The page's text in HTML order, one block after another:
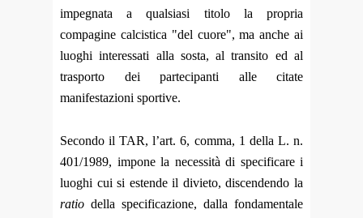
impegnata a qualsiasi titolo la propria
compagine calcistica "del cuore", ma anche ai
luoghi interessati alla sosta, al transito ed al
trasporto dei partecipanti alle citate
manifestazioni sportive.
Secondo il TAR, l’art. 6, comma, 1 della L. n.
401/1989, impone la necessità di specificare i
luoghi cui si estende il divieto, discendendo la
ratio della specificazione, dalla fondamentale